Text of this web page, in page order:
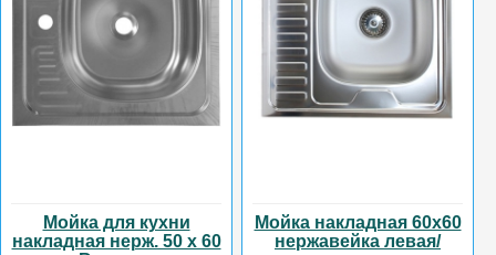
Мойка для кухни
накладная нерж. 50 х 60
Мойка накладная 60х60
нержавейка левая/